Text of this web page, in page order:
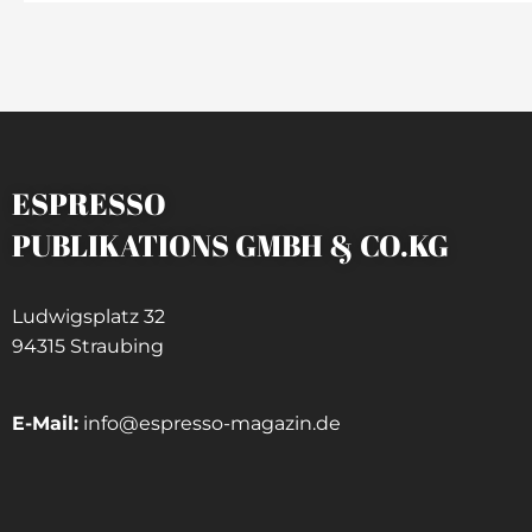
ESPRESSO
PUBLIKATIONS GMBH & CO.KG
Ludwigsplatz 32
94315 Straubing
E-Mail: info@espresso-magazin.de